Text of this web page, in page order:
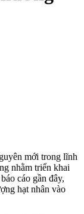
mới trong lĩnh
nhằm triển khai
cáo gần đây,
hạt nhân vào